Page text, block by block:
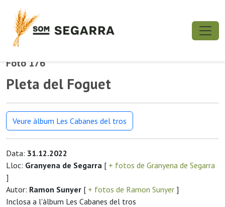
Foto 176
Pleta del Foguet
Veure àlbum Les Cabanes del tros
Data: 31.12.2022
Lloc: Granyena de Segarra [ + fotos de Granyena de Segarra
]
Autor: Ramon Sunyer [ + fotos de Ramon Sunyer ]
Inclosa a l'àlbum Les Cabanes del tros